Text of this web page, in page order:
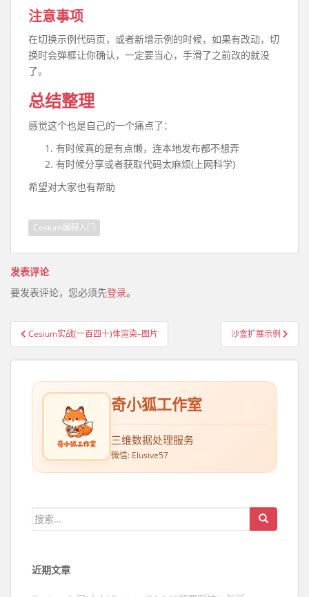
注意事项
在切换示例代码页，或者新增示例的时候，如果有改动，切
换时会弹框让你确认，一定要当心，手滑了之前改的就没
了。
总结整理
感觉这个也是自己的一个痛点了：
有时候真的是有点懒，连本地发布都不想弄
有时候分享或者获取代码太麻烦(上网科学)
希望对大家也有帮助
Cesium编程入门
发表评论
要发表评论，您必须先登录。
文章导航
Cesium实战(一百四十)体渲染–图片 沙盒扩展示例
奇小狐工作室
三维数据处理服务
微信: Elusive57
搜索：
近期文章